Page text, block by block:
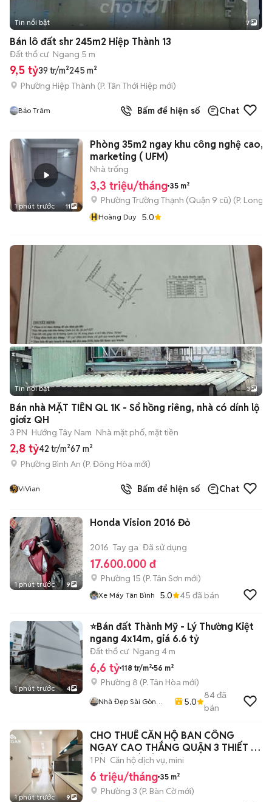
+2
Tin nổi bật 7
Bán lô đất shr 245m2 Hiệp Thành 13
Đất thổ cư Ngang 5 m
9,5 tỷ39 tr/m²245 m²
Phường Hiệp Thành (P. Tân Thới Hiệp mới)
Bảo Trâm Bấm để hiện số Chat
1 phút trước 11
Phòng 35m2 ngay khu công nghệ cao,
marketing ( UFM)
Nhà trống
3,3 triệu/tháng 35 m²
Phường Trường Thạnh (Quận 9 cũ) (P. Long
HHoàng Duy 5.0
Tin nổi bật 3
Bán nhà MẶT TIỀN QL 1K - Sổ hồng riêng, nhà có dính lộ
giơiz QH
3 PN Hướng Tây Nam Nhà mặt phố, mặt tiền
2,8 tỷ42 tr/m²67 m²
Phường Bình An (P. Đông Hòa mới)
ViVian Bấm để hiện số Chat
1 phút trước 9
Honda Vision 2016 Đỏ
2016 Tay ga Đã sử dụng
17.600.000 đ
Phường 15 (P. Tân Sơn mới)
Xe Máy Tân Bình 5.0 45 đã bán
1 phút trước 4
⭐Bán đất Thành Mỹ - Lý Thường Kiệt
ngang 4x14m, giá 6.6 tỷ
Đất thổ cư Ngang 4 m
6,6 tỷ 118 tr/m² 56 m²
Phường 8 (P. Tân Hòa mới)
Nhà Đẹp Sài Gòn
5.0
84đã
bán
1 phút trước 9
CHO THUÊ CĂN HỘ BAN CÔNG
NGAY CAO THẮNG QUẬN 3 THIẾT KẾ
CÓ GU GIÁ RẺ
1 PN Căn hộ dịch vụ, mini
6 triệu/tháng 35 m²
Phường 3 (P. Bàn Cờmới)